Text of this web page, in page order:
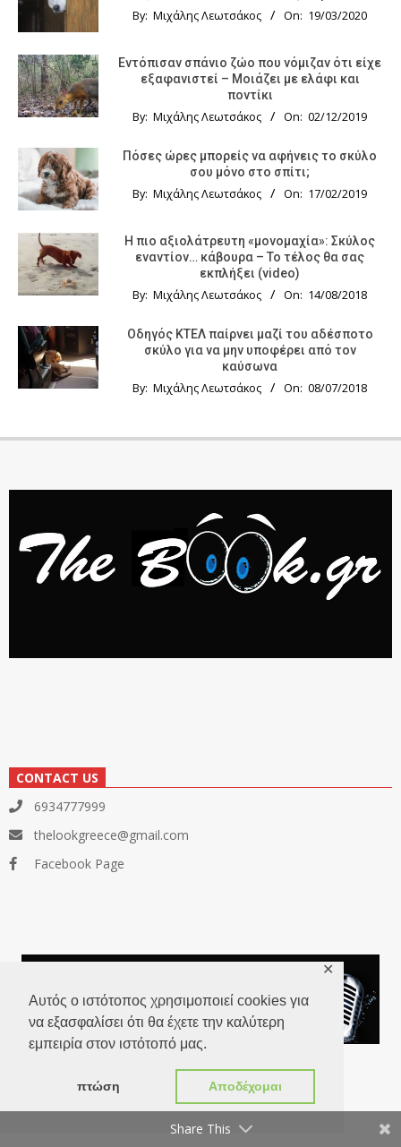
Αυτός ο ιστότοπος χρησιμοποιεί cookies για
να εξασφαλίσει ότι θα έχετε την καλύτερη
εμπειρία στον ιστότοπό μας.
πτώση Αποδέχομαι
✕
By: Μιχάλης Λεωτσάκος On: 19/03/2020
Εντόπισαν σπάνιο ζώο που νόμιζαν ότι είχε
εξαφανιστεί – Μοιάζει με ελάφι και
ποντίκι
By: Μιχάλης Λεωτσάκος On: 02/12/2019
Πόσες ώρες μπορείς να αφήνεις το σκύλο
σου μόνο στο σπίτι;
By: Μιχάλης Λεωτσάκος On: 17/02/2019
Η πιο αξιολάτρευτη «μονομαχία»: Σκύλος
εναντίον… κάβουρα – Το τέλος θα σας
εκπλήξει (video)
By: Μιχάλης Λεωτσάκος On: 14/08/2018
Οδηγός KTΕΛ παίρνει μαζί του αδέσποτο
σκύλο για να μην υποφέρει από τον
καύσωνα
By: Μιχάλης Λεωτσάκος On: 08/07/2018
CONTACT US
6934777999
thelookgreece@gmail.com
Facebook Page
Share This